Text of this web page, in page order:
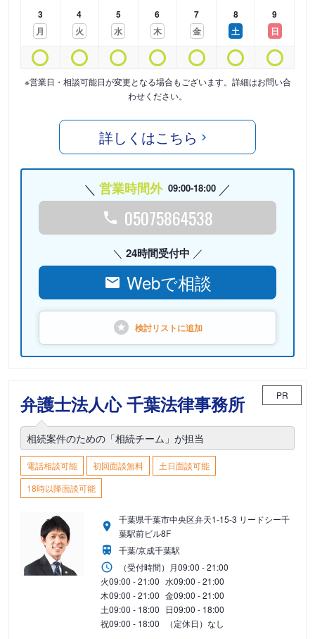
3
月
4
火
5
水
6
木
7
金
8
土
9
日
※営業日・相談可能日が変更となる場合もございます。詳細はお問い合
わせください。
詳しくはこちら
営業時間外 09:00-18:00
05075864538
24時間受付中
Webで相談
検討リストに追加
弁護士法人心 千葉法律事務所 PR
相続案件のための「相続チーム」が担当
電話相談可能 初回面談無料
土日面談可能
18時以降面談可能
千葉県千葉市中央区弁天1-15-3 リードシー千
葉駅前ビル8F
千葉/京成千葉駅
（受付時間） 月09:00 - 21:00
火09:00 - 21:00 水09:00 - 21:00
木09:00 - 21:00 金09:00 - 21:00
土09:00 - 18:00 日09:00 - 18:00
祝09:00 - 18:00 （定休日）なし